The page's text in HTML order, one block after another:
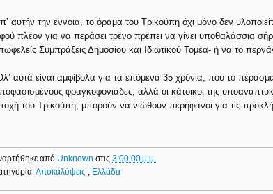
αυτήν την έννοια, το όραμα του Τρικούπη όχι μόνο δεν
πλέον για να περάσει τρένο πρέπει να γίνει υποθαλάσσια
Συμπράξεις Δημοσίου και Ιδιωτικού Τομέα- ή να το
αυτά είναι αμφίβολα για τα επόμενα 35 χρόνια, που το
φραγκοφονιάδες, αλλά οι κάτοικοι της
του Τρικούπη, μπορούν να νιώθουν περήφανοι για τις
από Unknownστις3:00:00 μ.μ.
Αποκαλύψεις Ελλάδα